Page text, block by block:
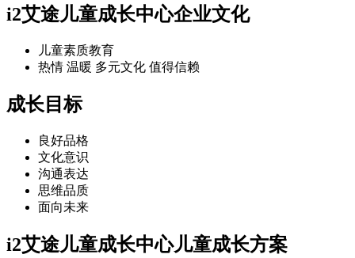
i2艾途儿童成长中心企业文化
儿童素质教育
热情 温暖 多元文化 值得信赖
成长目标
良好品格
文化意识
沟通表达
思维品质
面向未来
i2艾途儿童成长中心儿童成长方案